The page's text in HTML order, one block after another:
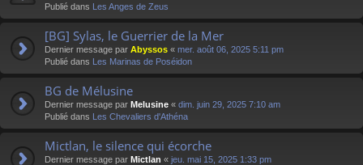
Publié dans Les Anges de Zeus
[BG] Sylas, le Guerrier de la Mer
Dernier message par Abyssos « mer. août 06, 2025 5:11 pm
Publié dans Les Marinas de Poséidon
BG de Mélusine
Dernier message par Melusine « dim. juin 29, 2025 7:10 am
Publié dans Les Chevaliers d'Athéna
Mictlan, le silence qui écorche
Dernier message par Mictlan « jeu. mai 15, 2025 1:33 pm